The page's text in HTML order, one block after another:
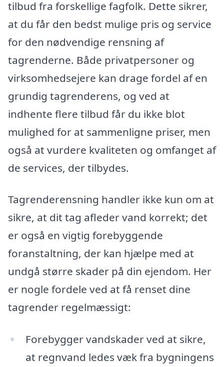
tilbud fra forskellige fagfolk. Dette sikrer,
at du får den bedst mulige pris og service
for den nødvendige rensning af
tagrenderne. Både privatpersoner og
virksomhedsejere kan drage fordel af en
grundig tagrenderens, og ved at
indhente flere tilbud får du ikke blot
mulighed for at sammenligne priser, men
også at vurdere kvaliteten og omfanget af
de services, der tilbydes.
Tagrenderensning handler ikke kun om at
sikre, at dit tag afleder vand korrekt; det
er også en vigtig forebyggende
foranstaltning, der kan hjælpe med at
undgå større skader på din ejendom. Her
er nogle fordele ved at få renset dine
tagrender regelmæssigt:
Forebygger vandskader ved at sikre,
at regnvand ledes væk fra bygningens